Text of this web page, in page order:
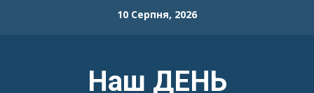
10 Серпня, 2026
Наш ДЕНЬ